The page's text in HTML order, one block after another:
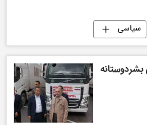
سیاسی